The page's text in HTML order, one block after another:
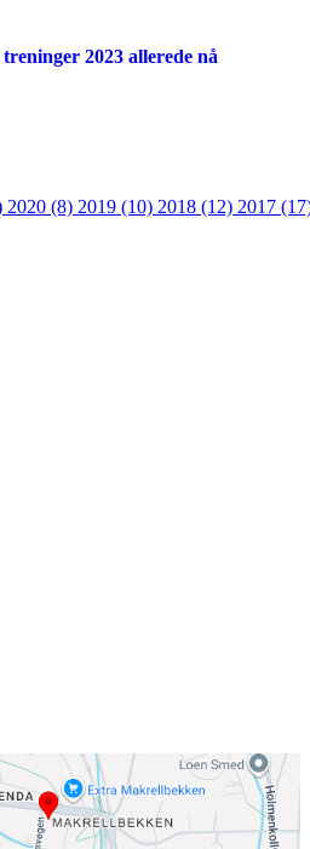
2023 allerede nå
2020 (8) 2019 (10) 2018 (12) 2017